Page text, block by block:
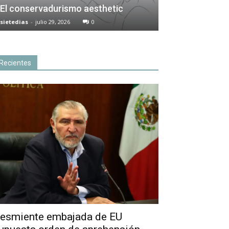
El conservadurismo aesthetic
sietedias - julio 29, 2026 0
embajada de EU